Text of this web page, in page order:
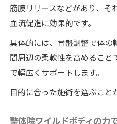
ティブな気持ちの
しなやかさの両立法
女性の美と強さを引き
ィの施術の実力
整体院ワイルドボデ
筋膜リリースなどがあり、そ
血流促進に効果的です。
具体的には、骨盤調整で体の
間周辺の柔軟性を高めること
で幅広くサポートします。
目的に合った施術を選ぶこと
整体院ワイルドボディの力